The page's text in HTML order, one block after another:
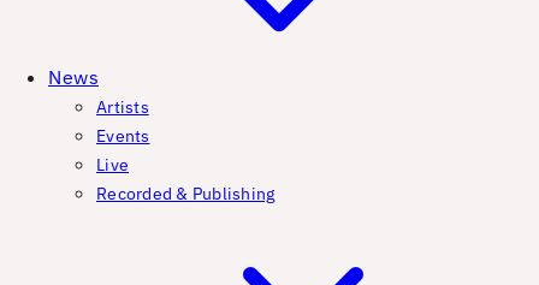
News
Artists
Events
Live
Recorded & Publishing